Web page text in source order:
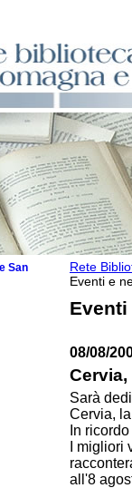
Rete
Eventi e
Eventi
08/08/
Sarà
Cervia,
In
I
all'8
San